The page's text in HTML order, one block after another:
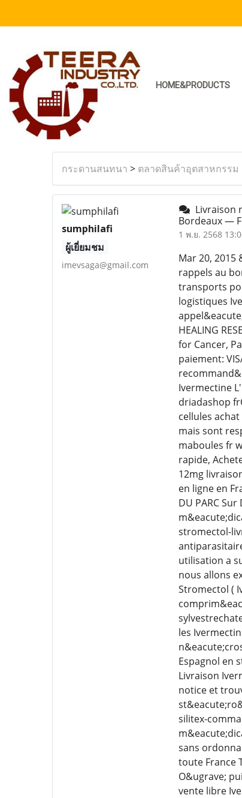
HOME&PRODUCTS
กระดานสนทนา > ตลาดสินค้าอุตสาหกรรม
sumphilafi
ผู้เยี่ยมชม
imevsaga@gmail.com
Livraison
Bordeaux —
1 พ.ย. 2568
Mar 20,
rappels au
transports
logistiques
HEALING
for Cancer,
paiement:
Ivermectine
driadashop
cellules
mais sont
maboules fr
rapide,
12mg
en ligne en
DU PARC
stromectol-
utilisation a
nous allons
Stromectol (
les
Espagnol en
Livraison
notice et
silitex-
sans
toute France
O&ugrave;
vente libre